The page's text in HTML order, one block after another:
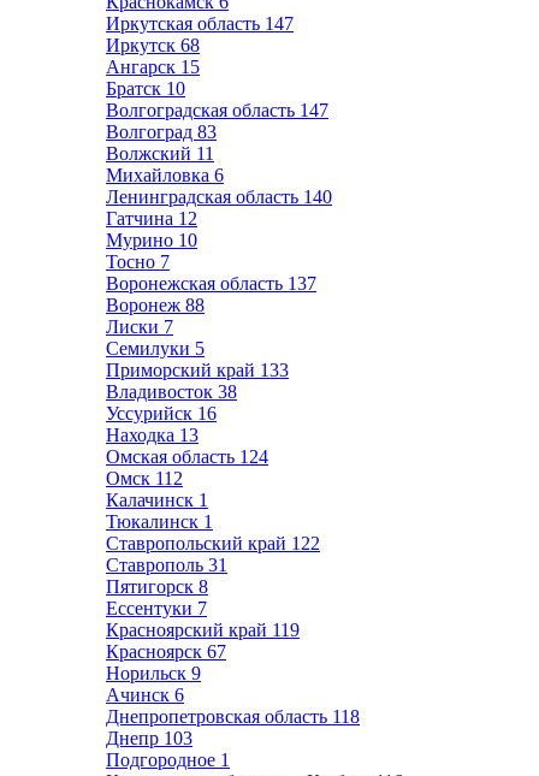
Иркутская область 147
Иркутск 68
Ангарск 15
Братск 10
Волгоградская область 147
Волгоград 83
Волжский 11
Михайловка 6
Ленинградская область 140
Гатчина 12
Мурино 10
Тосно 7
Воронежская область 137
Воронеж 88
Лиски 7
Семилуки 5
Приморский край 133
Владивосток 38
Уссурийск 16
Находка 13
Омская область 124
Омск 112
Калачинск 1
Тюкалинск 1
Ставропольский край 122
Ставрополь 31
Пятигорск 8
Ессентуки 7
Красноярский край 119
Красноярск 67
Норильск 9
Ачинск 6
Днепропетровская область 118
Днепр 103
Подгородное 1